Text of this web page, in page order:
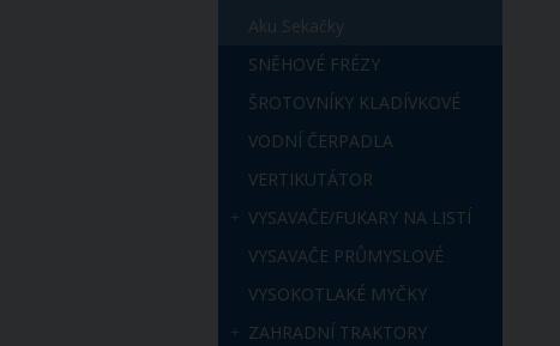
Aku Sekačky
SNĚHOVÉ FRÉZY
ŠROTOVNÍKY KLADÍVKOVÉ
VODNÍ ČERPADLA
VERTIKUTÁTOR
VYSAVAČE/FUKARY NA LISTÍ
VYSAVAČE PRŮMYSLOVÉ
VYSOKOTLAKÉ MYČKY
ZAHRADNÍ TRAKTORY